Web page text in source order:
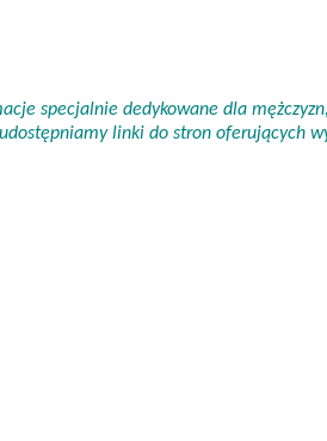
specjalnie dedykowane dla
linki do stron oferujących